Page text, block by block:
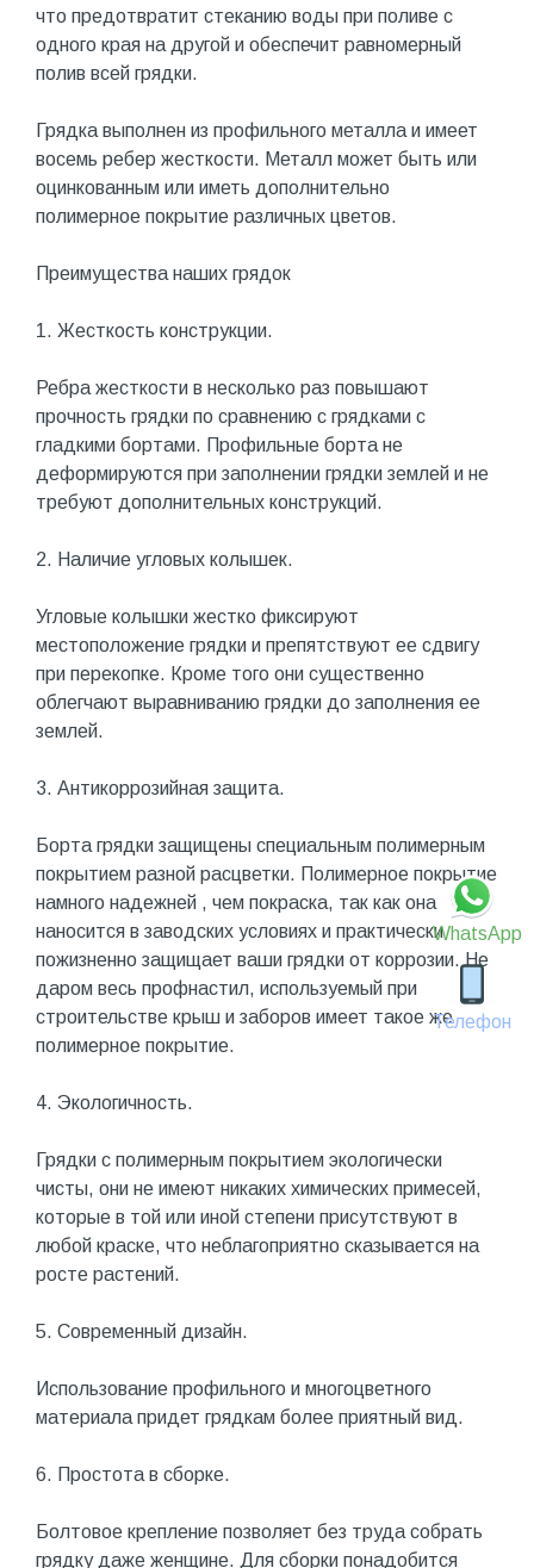
WhatsApp
Телефон
что предотвратит стеканию воды при поливе с
одного края на другой и обеспечит равномерный
полив всей грядки.
Грядка выполнен из профильного металла и имеет
восемь ребер жесткости. Металл может быть или
оцинкованным или иметь дополнительно
полимерное покрытие различных цветов.
Преимущества наших грядок
1. Жесткость конструкции.
Ребра жесткости в несколько раз повышают
прочность грядки по сравнению с грядками с
гладкими бортами. Профильные борта не
деформируются при заполнении грядки землей и не
требуют дополнительных конструкций.
2. Наличие угловых колышек.
Угловые колышки жестко фиксируют
местоположение грядки и препятствуют ее сдвигу
при перекопке. Кроме того они существенно
облегчают выравниванию грядки до заполнения ее
землей.
3. Антикоррозийная защита.
Борта грядки защищены специальным полимерным
покрытием разной расцветки. Полимерное покрытие
намного надежней , чем покраска, так как она
наносится в заводских условиях и практически
пожизненно защищает ваши грядки от коррозии. Не
даром весь профнастил, используемый при
строительстве крыш и заборов имеет такое же
полимерное покрытие.
4. Экологичность.
Грядки с полимерным покрытием экологически
чисты, они не имеют никаких химических примесей,
которые в той или иной степени присутствуют в
любой краске, что неблагоприятно сказывается на
росте растений.
5. Современный дизайн.
Использование профильного и многоцветного
материала придет грядкам более приятный вид.
6. Простота в сборке.
Болтовое крепление позволяет без труда собрать
грядку даже женщине. Для сборки понадобится